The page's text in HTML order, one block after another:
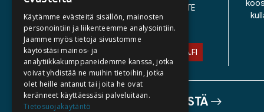
SAAVUTETTAVUUSSELOSTE
TIETOSUOJASELOSTE
ASIAKASPALVELU@STORIA.FI
TIETOA MEISTÄ
Käytämme evästeitä sisällön, mainosten
personointiin ja liikenteemme analysointiin.
Jaamme myös tietoja sivustomme
käytöstäsi mainos- ja
analytiikkakumppaneidemme kanssa, jotka
voivat yhdistää ne muihin tietoihin, jotka
olet heille antanut tai joita he ovat
keränneet käyttäessäsi palveluitaan.
Tietosuojakäytäntö